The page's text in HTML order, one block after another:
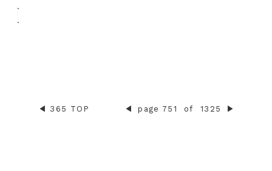
.
.
◀︎ 365 TOP ◀︎ page 751 of 1325 ▶︎